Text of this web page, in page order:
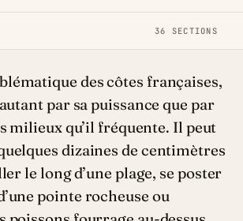
36 SECTIONS
des côtes françaises,
par sa puissance que par
milieux qu’il fréquente. Il peut
dizaines de centimètres
le long d’une plage, se poster
pointe rocheuse ou